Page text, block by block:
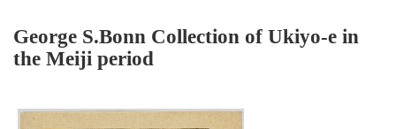
George S.Bonn Collection of Ukiyo-e in
the Meiji period